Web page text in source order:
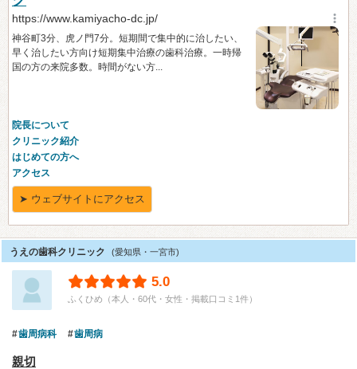
うえの歯科クリニック (愛知県・一宮市)
5.0
ふくひめ（本人・60代・女性・掲載口コミ1件）
歯周病科 歯周病
親切